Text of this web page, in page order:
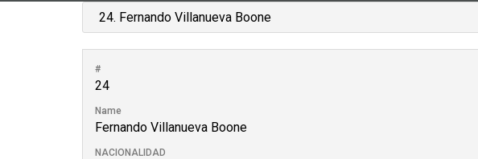
#
24
Name
Fernando Villanueva Boone
NACIONALIDAD